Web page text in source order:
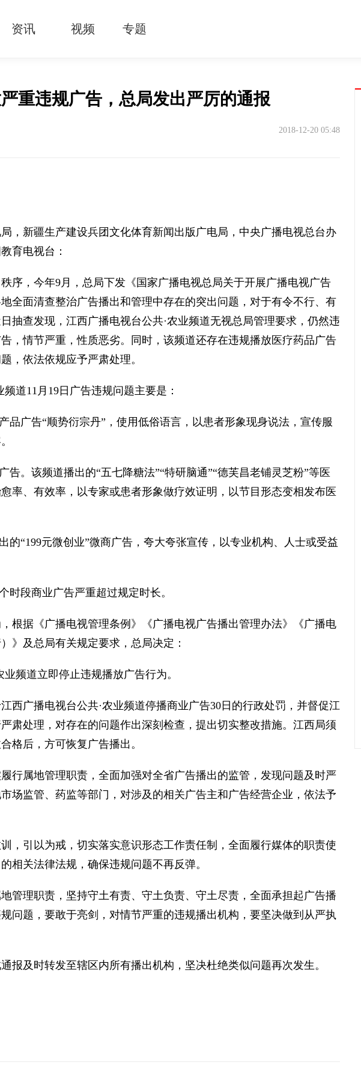
资讯 视频 专题
重违规广告，总局发出严厉的通报
2018-12-20 05:48
，新疆生产建设兵团文化体育新闻出版广电局，中央广播电视总台办
育电视台：
序，今年9月，总局下发《国家广播电视总局关于开展广播电视广告
全面清查整治广告播出和管理中存在的突出问题，对于有令不行、有
抽查发现，江西广播电视台公共·农业频道无视总局管理要求，仍然违
，情节严重，性质恶劣。同时，该频道还存在违规播放医疗药品广告
，依法依规应予严肃处理。
道11月19日广告违规问题主要是：
品广告“顺势衍宗丹”，使用低俗语言，以患者形象现身说法，宣传服
告。该频道播出的“五七降糖法”“特研脑通”“德芙昌老铺灵芝粉”等医
率、有效率，以专家或患者形象做疗效证明，以节目形态变相发布医
的“199元微创业”微商广告，夸大夸张宣传，以专业机构、人士或受益
时段商业广告严重超过规定时长。
根据《广播电视管理条例》《广播电视广告播出管理办法》《广播电
》及总局有关规定要求，总局决定：
频道立即停止违规播放广告行为。
西广播电视台公共·农业频道停播商业广告30日的行政处罚，并督促江
肃处理，对存在的问题作出深刻检查，提出切实整改措施。江西局须
格后，方可恢复广告播出。
行属地管理职责，全面加强对全省广告播出的监管，发现问题及时严
场监管、药监等部门，对涉及的相关广告主和广告经营企业，依法予
，引以为戒，切实落实意识形态工作责任制，全面履行媒体的职责使
相关法律法规，确保违规问题不再反弹。
管理职责，坚持守土有责、守土负责、守土尽责，全面承担起广告播
问题，要敢于亮剑，对情节严重的违规播出机构，要坚决做到从严执
报及时转发至辖区内所有播出机构，坚决杜绝类似问题再次发生。